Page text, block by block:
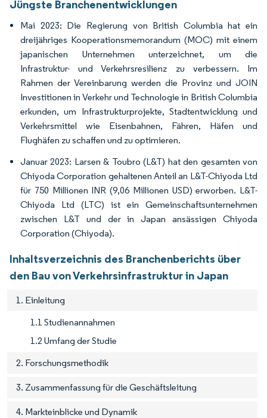
Jüngste Branchenentwicklungen
Mai 2023: Die Regierung von British Columbia hat ein
dreijähriges Kooperationsmemorandum (MOC) mit einem
japanischen Unternehmen unterzeichnet, um die
Infrastruktur- und Verkehrsresilienz zu verbessern. Im
Rahmen der Vereinbarung werden die Provinz und JOIN
Investitionen in Verkehr und Technologie in British Columbia
erkunden, um Infrastrukturprojekte, Stadtentwicklung und
Verkehrsmittel wie Eisenbahnen, Fähren, Häfen und
Flughäfen zu schaffen und zu optimieren.
Januar 2023: Larsen & Toubro (L&T) hat den gesamten von
Chiyoda Corporation gehaltenen Anteil an L&T-Chiyoda Ltd
für 750 Millionen INR (9,06 Millionen USD) erworben. L&T-
Chiyoda Ltd (LTC) ist ein Gemeinschaftsunternehmen
zwischen L&T und der in Japan ansässigen Chiyoda
Corporation (Chiyoda).
Inhaltsverzeichnis des Branchenberichts über
den Bau von Verkehrsinfrastruktur in Japan
1. Einleitung
1.1 Studienannahmen
1.2 Umfang der Studie
2. Forschungsmethodik
3. Zusammenfassung für die Geschäftsleitung
4. Markteinblicke und Dynamik